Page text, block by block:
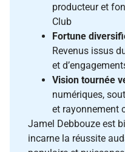
producteur et
Club
Fortune
Revenus issus
et
Vision tournée
numériques,
et rayonnement
Jamel Debbouze est
incarne la réussite